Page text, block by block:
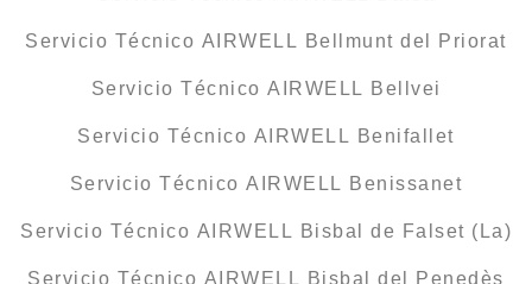
Servicio Técnico AIRWELL Bellmunt del Priorat
Servicio Técnico AIRWELL Bellvei
Servicio Técnico AIRWELL Benifallet
Servicio Técnico AIRWELL Benissanet
Servicio Técnico AIRWELL Bisbal de Falset (La)
Servicio Técnico AIRWELL Bisbal del Penedès